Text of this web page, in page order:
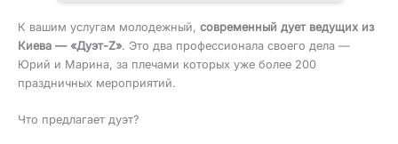
К вашим услугам молодежный, современный дует ведущих из
Киева — «Дуэт-Z». Это два профессионала своего дела —
Юрий и Марина, за плечами которых уже более 200
праздничных мероприятий.
Что предлагает дуэт?